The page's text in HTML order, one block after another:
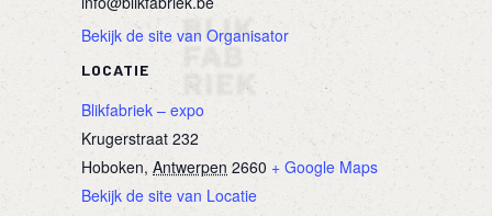
LOCATIE
Blikfabriek – expo
Krugerstraat 232
Hoboken, Antwerpen 2660 + Google Maps
Bekijk de site van Locatie
Bekijk de site van Organisator